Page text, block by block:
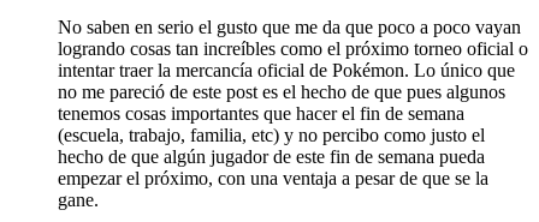
No saben en serio el gusto que me da que poco a poco vayan
logrando cosas tan increíbles como el próximo torneo oficial o
intentar traer la mercancía oficial de Pokémon. Lo único que
no me pareció de este post es el hecho de que pues algunos
tenemos cosas importantes que hacer el fin de semana
(escuela, trabajo, familia, etc) y no percibo como justo el
hecho de que algún jugador de este fin de semana pueda
empezar el próximo, con una ventaja a pesar de que se la
gane.